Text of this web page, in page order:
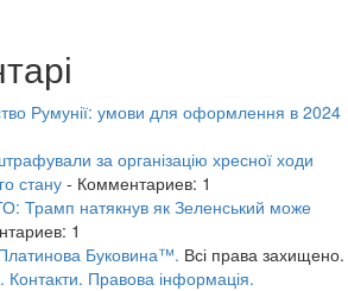
Румунії: умови для оформлення в 2024
за організацію хресної ходи
стану - Комментариев: 1
Трамп натякнув як Зеленський може
1
Буковина™. Всі права захищено.
Контакти. Правова інформація.